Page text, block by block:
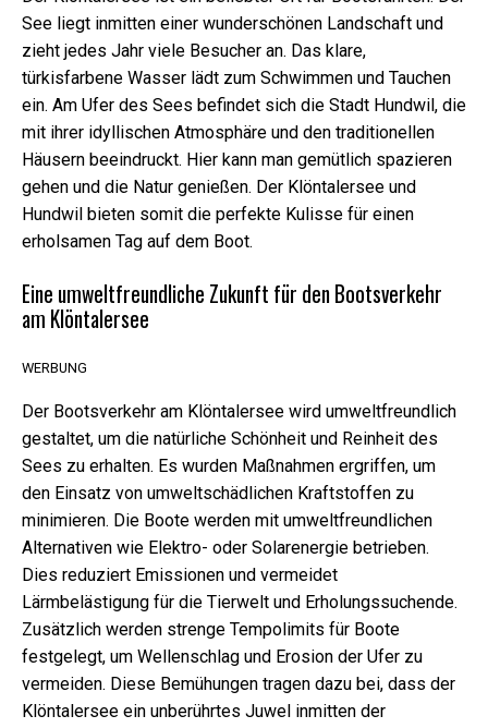
See liegt inmitten einer wunderschönen Landschaft und
zieht jedes Jahr viele Besucher an. Das klare,
türkisfarbene Wasser lädt zum Schwimmen und Tauchen
ein. Am Ufer des Sees befindet sich die Stadt Hundwil, die
mit ihrer idyllischen Atmosphäre und den traditionellen
Häusern beeindruckt. Hier kann man gemütlich spazieren
gehen und die Natur genießen. Der Klöntalersee und
Hundwil bieten somit die perfekte Kulisse für einen
erholsamen Tag auf dem Boot.
Eine umweltfreundliche Zukunft für den Bootsverkehr
am Klöntalersee
WERBUNG
Der Bootsverkehr am Klöntalersee wird umweltfreundlich
gestaltet, um die natürliche Schönheit und Reinheit des
Sees zu erhalten. Es wurden Maßnahmen ergriffen, um
den Einsatz von umweltschädlichen Kraftstoffen zu
minimieren. Die Boote werden mit umweltfreundlichen
Alternativen wie Elektro- oder Solarenergie betrieben.
Dies reduziert Emissionen und vermeidet
Lärmbelästigung für die Tierwelt und Erholungssuchende.
Zusätzlich werden strenge Tempolimits für Boote
festgelegt, um Wellenschlag und Erosion der Ufer zu
vermeiden. Diese Bemühungen tragen dazu bei, dass der
Klöntalersee ein unberührtes Juwel inmitten der
Diese Cookies
sind nicht
erforderlich.
Marketing
Interessen und
Ihr Verhalten
beim Besuch
Website
mitteilen,
erhöhen Sie
die Chance,
personalisierte
Inhalte und